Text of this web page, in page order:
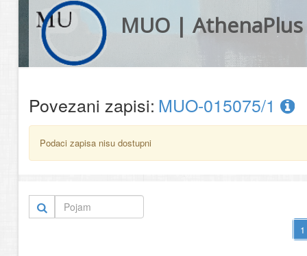
MUO | AthenaPlus
Povezani zapisi: MUO-015075/1
Podaci zapisa nisu dostupni